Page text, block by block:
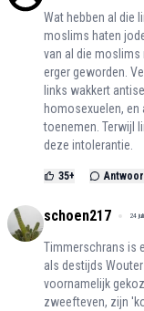
Wat hebben al die
moslims haten
van al die
erger geworden.
links wakkert
homosexuelen, en
toenemen. Terwijl
deze intolerantie.
35+
schoen217 24
Timmerschrans is
als destijds
voornamelijk
zweefteven, zijn